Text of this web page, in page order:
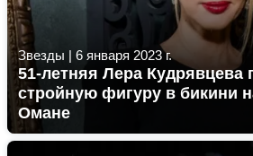
Звезды | 6 января 2023 г.
51-летняя Лера Кудрявцева
стройную фигуру в бикини
Омане